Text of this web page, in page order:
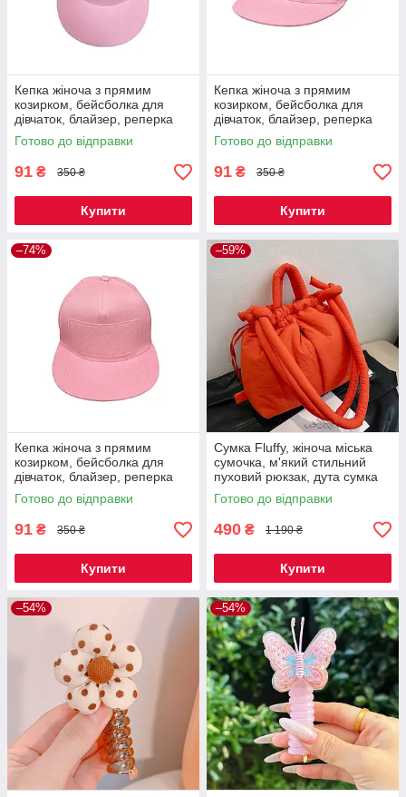
Кепка жіноча з прямим
козирком, бейсболка для
дівчаток, блайзер, реперка
рожева однотонна Код 60-
0012
Готово до відправки
91 ₴ 350 ₴
Купити
Кепка жіноча з прямим
козирком, бейсболка для
дівчаток, блайзер, реперка
рожева однотонна Код 60-
0013
Готово до відправки
91 ₴ 350 ₴
Купити
–74%
Кепка жіноча з прямим
козирком, бейсболка для
дівчаток, блайзер, реперка
рожева однотонна Код 60-
0011
Готово до відправки
91 ₴ 350 ₴
Купити
–59%
Сумка Fluffy, жіноча міська
сумочка, м'який стильний
пуховий рюкзак, дута сумка
червона Код 00-0454
Готово до відправки
490 ₴ 1 190 ₴
Купити
–54% –54%